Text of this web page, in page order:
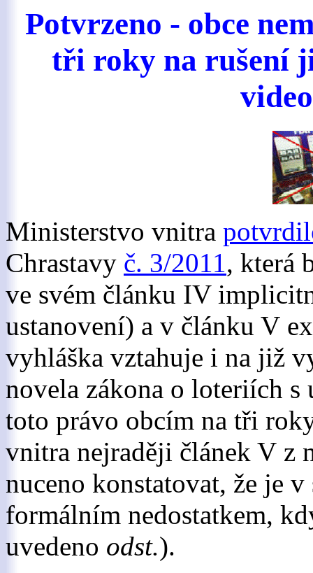
Potvrzeno - obce
tři roky na rušení
Ministerstvo vnitra
Chrastavy č. 3/2011, která
ve svém článku IV
ustanovení) a v článku V
vyhláška vztahuje i na již
novela zákona o loteriích
toto právo obcím na tři
vnitra nejraději článek V z
nuceno konstatovat, že je
formálním nedostatkem,
uvedeno odst.).